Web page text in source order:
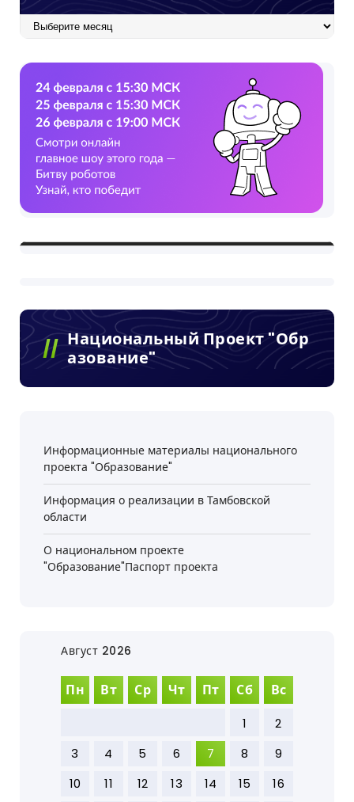
Архив
Национальный Проект "Обр
Азование"
Информационные материалы национального
проекта "Образование"
Информация о реализации в Тамбовской
области
О национальном проекте
"Образование"Паспорт проекта
Август 2026
Пн Вт Ср Чт Пт Сб Вс
1
2
3
4 5 6 7 8
9
10
11 12 13 14 15
16